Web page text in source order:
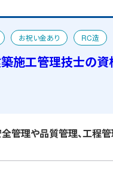
お祝い金あり
RC造
宿舎あり
築施工管理技士の資
管理や品質管理、工程